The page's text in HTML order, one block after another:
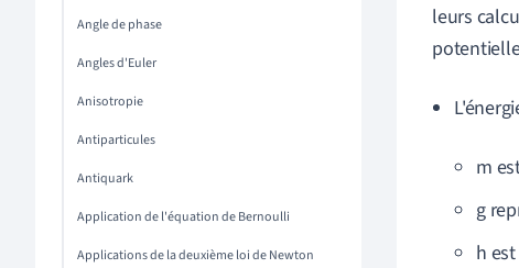
Angle de phase
Angles d'Euler
Anisotropie
Antiparticules
Antiquark
Application de l'équation de Bernoulli
Applications de la deuxième loi de Newton
leurs
m
g
h